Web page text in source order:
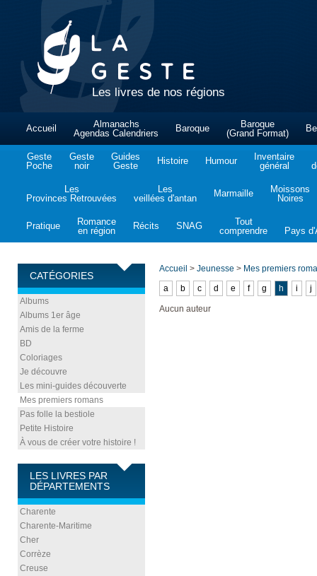
Les livres de nos régions
Accueil
Almanachs
Agendas Calendriers
Baroque
Baroque
(Grand Format)
Geste
Poche
Geste
noir
Guides
Geste
Histoire Humour
Inventaire
général
Les
Provinces Retrouvées
Les
veillées d'antan
Marmaille
Moissons
Noires
Pratique
Romance
en région
Récits SNAG
Tout
comprendre
Pays
CATÉGORIES
Albums
Albums 1er âge
Amis de la ferme
BD
Coloriages
Je découvre
Les mini-guides découverte
Mes premiers romans
Pas folle la bestiole
Petite Histoire
À vous de créer votre histoire !
LES LIVRES PAR
DÉPARTEMENTS
Charente
Charente-Maritime
Cher
Corrèze
Creuse
Accueil > Jeunesse > Mes premiers
a
b c d e f g h i j
Aucun auteur